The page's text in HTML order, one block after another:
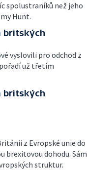
spolustraníků než jeho
Hunt.
britských
vyslovili pro odchod z
už třetím
britských
z Evropské unie do
brexitovou dohodu. Sám
struktur.